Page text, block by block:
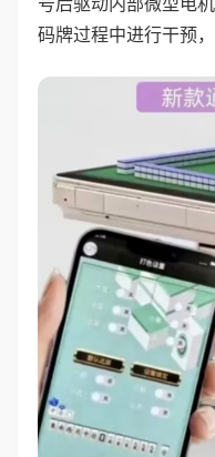
码牌过程中进行干预，